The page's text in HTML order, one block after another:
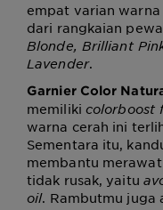
empat varian
dari rangkaian
Blonde, Brilliant
Lavender.
Garnier Color
memiliki colorboost
warna cerah ini
Sementara itu,
membantu
tidak rusak, yaitu
oil. Rambutmu juga